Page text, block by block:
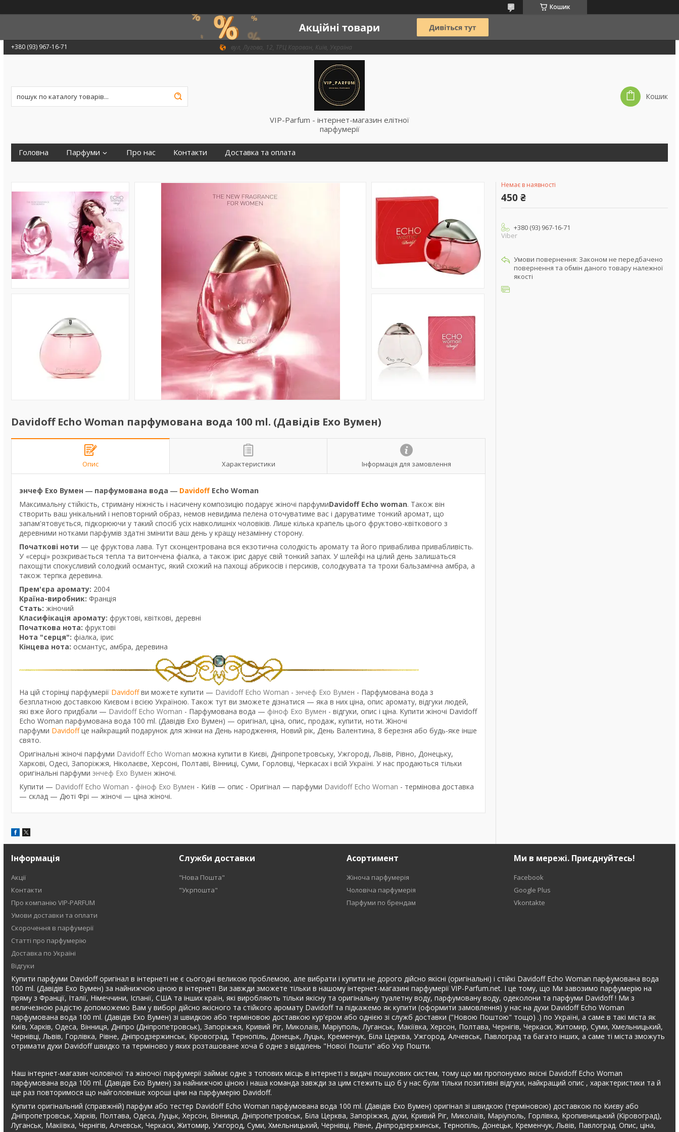
Кошик
+380 (93) 967-16-71 вул, Лугова, 12, ТРЦ Караван, Київ, Україна
VIP-Parfum - інтернет-магазин елітної
парфумерії
Кошик
Головна Парфуми Про нас Контакти Доставка та оплата
Davidoff Echo Woman парфумована вода 100 ml. (Давідів Ехо Вумен)
Опис Характеристики Інформація для замовлення
энчеф Ехо Вумен ― парфумована вода ― DavidoffEcho Woman
Максимальну стійкість, стриману ніжність і насичену композицію подарує жіночі парфумиDavidoff Echo woman. Також він
створить ваш унікальний і неповторний образ, немов невидима пелена оточуватиме вас і даруватиме тонкий аромат, що
запам'ятовується, підкорюючи у такий спосіб усіх навколишніх чоловіків. Лише кілька крапель цього фруктово-квіткового з
деревними нотками парфумів здатні змінити ваш день у кращу незамінну сторону.
Початкові ноти — це фруктова лава. Тут сконцентрована вся екзотична солодкість аромату та його приваблива привабливість.
У «серці» розкривається тепла та витончена фіалка, а також ірис дарує свій тонкий запах. У шлейфі на цілий день залишаться
пахощіти спокусливий солодкий османтус, який схожий на пахощі абрикосів і персиків, солодкувата та трохи бальзамічна амбра, а
також терпка деревина.
Прем'єра аромату: 2004
Країна-виробник: Франція
Стать: жіночий
Класифікація аромату: фруктові, квіткові, деревні
Початкова нота: фруктові
Нота "серця": фіалка, ірис
Кінцева нота: османтус, амбра, деревина
На цій сторінці парфумерії Davidoffви можете купити — Davidoff Echo Woman - энчеф Ехо Вумен - Парфумована вода з
безплатною доставкою Києвом і всією Україною. Також тут ви зможете дізнатися — яка в них ціна, опис аромату, відгуки людей,
які вже його придбали — Davidoff Echo Woman - Парфумована вода — фіноф Ехо Вумен - відгуки, опис і ціна. Купити жіночі Davidoff
Echo Woman парфумована вода 100 ml. (Давідів Ехо Вумен) — оригінал, ціна, опис, продаж, купити, ноти. Жіночі
парфуми Davidoffце найкращий подарунок для жінки на День народження, Новий рік, День Валентина, 8 березня або будь-яке інше
свято.
Оригінальні жіночі парфуми Davidoff Echo Woman можна купити в Києві, Дніпропетровську, Ужгороді, Львів, Рівно, Донецьку,
Харкові, Одесі, Запоріжжя, Ніколаєве, Херсоні, Полтаві, Вінниці, Суми, Горловці, Черкасах і всій Україні. У нас продаються тільки
оригінальні парфуми энчеф Ехо Вумен жіночі.
Купити — Davidoff Echo Woman - фіноф Ехо Вумен - Київ — опис - Оригінал — парфуми Davidoff Echo Woman - термінова доставка
— склад — Дюті Фрі — жіночі — ціна жіночі.
Немає в наявності
450 ₴
+380 (93) 967-16-71
Viber
Законом не передбачено
повернення та обмін даного товару належної
якості
Інформація
Акції
Контакти
Про компанію VIP-PARFUM
Умови доставки та оплати
Скорочення в парфумерії
Статті про парфумерію
Доставка по Україні
Відгуки
Служби доставки
"Нова Пошта"
"Укрпошта"
Асортимент
Жіноча парфумерія
Чоловіча парфумерія
Парфуми по брендам
Ми в мережі. Приєднуйтесь!
Facebook
Google Plus
Vkontakte
Купити парфуми Davidoff оригінал в інтернеті не є сьогодні великою проблемою, але вибрати і купити не дорого дійсно якісні (оригінальні) і стійкі Davidoff Echo Woman парфумована вода
100 ml. (Давідів Ехо Вумен) за найнижчою ціною в інтернеті Ви завжди зможете тільки в нашому інтернет-магазині парфумерії VIP-Parfum.net. І це тому, що Ми завозимо парфумерію на
пряму з Франції, Італії, Німеччини, Іспанії, США та інших країн, які виробляють тільки якісну та оригінальну туалетну воду, парфумовану воду, одеколони та парфуми Davidoff ! Ми з
величезною радістю допоможемо Вам у виборі дійсно якісного та стійкого аромату Davidoff та підкажемо як купити (оформити замовлення) у нас на духи Davidoff Echo Woman
парфумована вода 100 ml. (Давідів Ехо Вумен) зі швидкою або терміновою доставкою кур'єром або однією зі служб доставки ("Новою Поштою" тощо) .) по Україні, а саме в такі міста як
Київ, Харків, Одеса, Вінниця, Дніпро (Дніпропетровськ), Запоріжжя, Кривий Ріг, Миколаїв, Маріуполь, Луганськ, Макіївка, Херсон, Полтава, Чернігів, Черкаси, Житомир, Суми, Хмельницький,
Чернівці, Львів, Горлівка, Рівне, Дніпродзержинськ, Кіровоград, Тернопіль, Донецьк, Луцьк, Кременчук, Біла Церква, Ужгород, Алчевськ, Павлоград та багато інших, а саме ті міста зможуть
отримати духи Davidoff швидко та терміново у яких розташоване хоча б одне з відділень "Нової Пошти" або Укр Пошти.
Наш інтернет-магазин чоловічої та жіночої парфумерії займає одне з топових місць в інтернеті з видачі пошукових систем, тому що ми пропонуємо якісні Davidoff Echo Woman
парфумована вода 100 ml. (Давідів Ехо Вумен) за найнижчою ціною і наша команда завжди за цим стежить що б у нас були тільки позитивні відгуки, найкращий опис , характеристики та й
ще раз повторимося що найголовніше хороші ціни на парфумерію Davidoff.
Купити оригінальний (справжній) парфум або тестер Davidoff Echo Woman парфумована вода 100 ml. (Давідів Ехо Вумен) оригінал зі швидкою (терміновою) доставкою по Києву або
Дніпропетровськ, Харків, Полтава, Одеса, Луцьк, Херсон, Вінниця, Дніпропетровськ, Біла Церква, Запоріжжя, духи, Кривий Ріг, Миколаїв, Маріуполь, Горлівка, Кропивницький (Кіровоград),
Луганськ, Макіївка, Чернігів, Алчевськ, Черкаси, Житомир, Ужгород, Суми, Хмельницький, Чернівці, Рівне, Дніпродзержинськ, Тернопіль, Донецьк, Кременчук, Львів, Павлоград. Опис, ціна,